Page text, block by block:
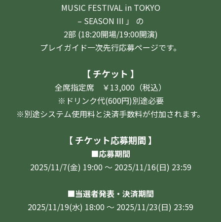
MUSIC FESTIVAL in TOKYO
– SEASON III 」 の
2部 (18:20開場/19:00開演)
プレイガイド一次先行応募ページです。
【 チケット 】
全席指定席 ￥13,000（税込）
※ドリンク代(600円)別途必要
※別途システム使用料と決済手数料が付加されます。
【 チケット応募期間 】
■応募期間
2025/11/7(金) 19:00 ～ 2025/11/16(日) 23:59
■当選者発表・決済期間
2025/11/19(水) 18:00 ～ 2025/11/23(日) 23:59